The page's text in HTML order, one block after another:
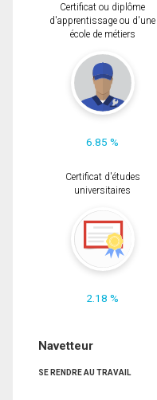
Certificat ou diplôme
d'apprentissage ou d'une
école de métiers
6.85 %
Certificat d'études
universitaires
2.18 %
Navetteur
SE RENDRE AU TRAVAIL